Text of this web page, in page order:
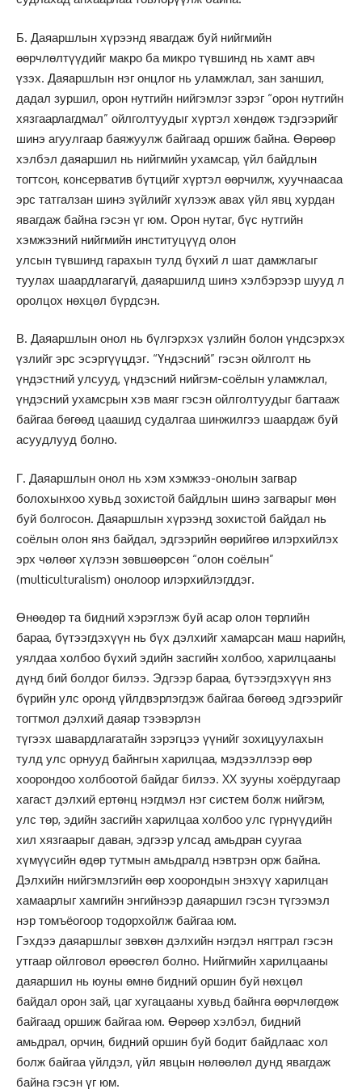
Б. Даяаршлын хүрээнд явагдаж буй нийгмийн
өөрчлөлтүүдийг макро ба микро түвшинд нь хамт авч
үзэх. Даяаршлын нэг онцлог нь уламжлал, зан заншил,
дадал зуршил, орон нутгийн нийгэмлэг зэрэг “орон нутгийн
хязгаарлагдмал” ойлголтуудыг хүртэл хөндөж тэдгээрийг
шинэ агуулгаар баяжуулж байгаад оршиж байна. Өөрөөр
хэлбэл даяаршил нь нийгмийн ухамсар, үйл байдлын
тогтсон, консерватив бүтцийг хүртэл өөрчилж, хуучнаасаа
эрс татгалзан шинэ зүйлийг хүлээж авах үйл явц хурдан
явагдаж байна гэсэн үг юм. Орон нутаг, бүс нутгийн
хэмжээний нийгмийн институцүүд олон
улсын түвшинд гарахын тулд бүхий л шат дамжлагыг
туулах шаардлагагүй, даяаршилд шинэ хэлбэрээр шууд л
оролцох нөхцөл бүрдсэн.
В. Даяаршлын онол нь бүлгэрхэх үзлийн болон үндсэрхэх
үзлийг эрс эсэргүүцдэг. “Үндэсний” гэсэн ойлголт нь
үндэстний улсууд, үндэсний нийгэм-соёлын уламжлал,
үндэсний ухамсрын хэв маяг гэсэн ойлголтуудыг багтааж
байгаа бөгөөд цаашид судалгаа шинжилгээ шаардаж буй
асуудлууд болно.
Г. Даяаршлын онол нь хэм хэмжээ-онолын загвар
болохынхоо хувьд зохистой байдлын шинэ загварыг мөн
буй болгосон. Даяаршлын хүрээнд зохистой байдал нь
соёлын олон янз байдал, эдгээрийн өөрийгөө илэрхийлэх
эрх чөлөөг хүлээн зөвшөөрсөн “олон соёлын”
(multiculturalism) онолоор илэрхийлэгддэг.
Өнөөдөр та бидний хэрэглэж буй асар олон төрлийн
бараа, бүтээгдэхүүн нь бүх дэлхийг хамарсан маш нарийн,
уялдаа холбоо бүхий эдийн засгийн холбоо, харилцааны
дүнд бий болдог билээ. Эдгээр бараа, бүтээгдэхүүн янз
бүрийн улс оронд үйлдвэрлэгдэж байгаа бөгөөд эдгээрийг
тогтмол дэлхий даяар тээвэрлэн
түгээх шавардлагатайн зэрэгцээ үүнийг зохицуулахын
тулд улс орнууд байнгын харилцаа, мэдээллээр өөр
хоорондоо холбоотой байдаг билээ. XX зууны хоёрдугаар
хагаст дэлхий ертөнц нэгдмэл нэг систем болж нийгэм,
улс төр, эдийн засгийн харилцаа холбоо улс гүрнүүдийн
хил хязгаарыг даван, эдгээр улсад амьдран суугаа
хүмүүсийн өдөр тутмын амьдралд нэвтрэн орж байна.
Дэлхийн нийгэмлэгийн өөр хоорондын энэхүү харилцан
хамаарлыг хамгийн энгийнээр даяаршил гэсэн түгээмэл
нэр томъёогоор тодорхойлж байгаа юм.
Гэхдээ даяаршлыг зөвхөн дэлхийн нэгдэл нягтрал гэсэн
утгаар ойлговол өрөөсгөл болно. Нийгмийн харилцааны
даяаршил нь юуны өмнө бидний оршин буй нөхцөл
байдал орон зай, цаг хугацааны хувьд байнга өөрчлөгдөж
байгаад оршиж байгаа юм. Өөрөөр хэлбэл, бидний
амьдрал, орчин, бидний оршин буй бодит байдлаас хол
болж байгаа үйлдэл, үйл явцын нөлөөлөл дунд явагдаж
байна гэсэн үг юм.